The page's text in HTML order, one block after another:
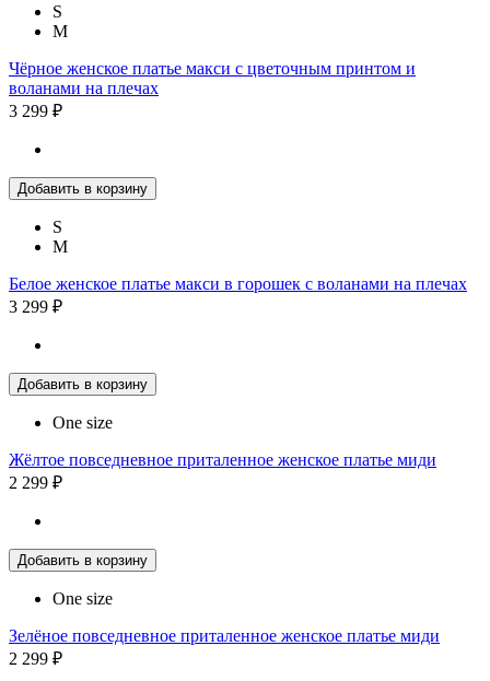
S
M
Чёрное женское платье макси с цветочным принтом и
воланами на плечах
3 299 ₽
Добавить в корзину
S
M
Белое женское платье макси в горошек с воланами на плечах
3 299 ₽
Добавить в корзину
One size
Жёлтое повседневное приталенное женское платье миди
2 299 ₽
Добавить в корзину
One size
Зелёное повседневное приталенное женское платье миди
2 299 ₽